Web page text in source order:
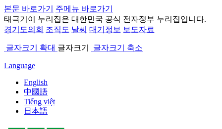
본문 바로가기
주메뉴 바로가기
태극기 이 누리집은 대한민국 공식 전자정부 누리집입니다.
경기도의회 조직도 날씨 대기정보 보도자료
글자크기 확대 글자크기 글자크기 축소
Language
English
中國語
Tiếng việt
日本語